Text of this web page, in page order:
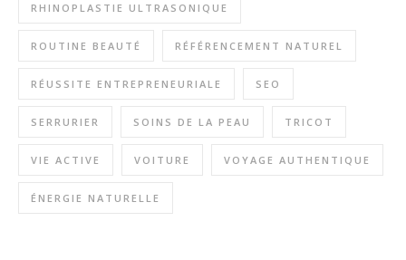
RHINOPLASTIE ULTRASONIQUE
ROUTINE BEAUTÉ RÉFÉRENCEMENT NATUREL
RÉUSSITE ENTREPRENEURIALE SEO
SERRURIER SOINS DE LA PEAU TRICOT
VIE ACTIVE VOITURE VOYAGE AUTHENTIQUE
ÉNERGIE NATURELLE